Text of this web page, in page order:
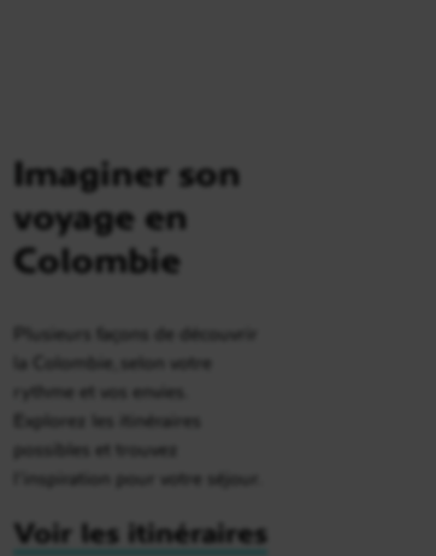
Imaginer son
voyage en
Colombie
Plusieurs façons de découvrir
la Colombie, selon votre
rythme et vos envies.
Explorez les itinéraires
possibles et trouvez
l’inspiration pour votre séjour.
Voir les itinéraires